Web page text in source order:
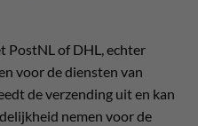
PostNL of DHL, echter
voor de diensten van
de verzending uit en kan
nemen voor de